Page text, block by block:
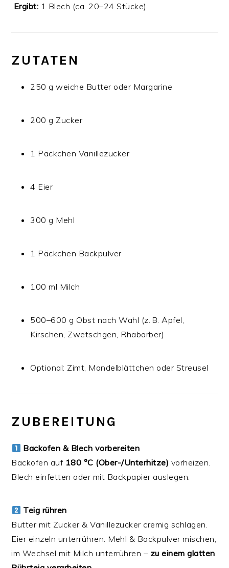
Ergibt: 1 Blech (ca. 20–24 Stücke)
ZUTATEN
250 g weiche Butter oder Margarine
200 g Zucker
1 Päckchen Vanillezucker
4 Eier
300 g Mehl
1 Päckchen Backpulver
100 ml Milch
500–600 g Obst nach Wahl (z. B. Äpfel,
Kirschen, Zwetschgen, Rhabarber)
Optional: Zimt, Mandelblättchen oder Streusel
ZUBEREITUNG
Backofen & Blech vorbereiten
Backofen auf 180 °C (Ober-/Unterhitze) vorheizen.
Blech einfetten oder mit Backpapier auslegen.
Teig rühren
Butter mit Zucker & Vanillezucker cremig schlagen.
Eier einzeln unterrühren. Mehl & Backpulver mischen,
im Wechsel mit Milch unterrühren – zu einem glatten